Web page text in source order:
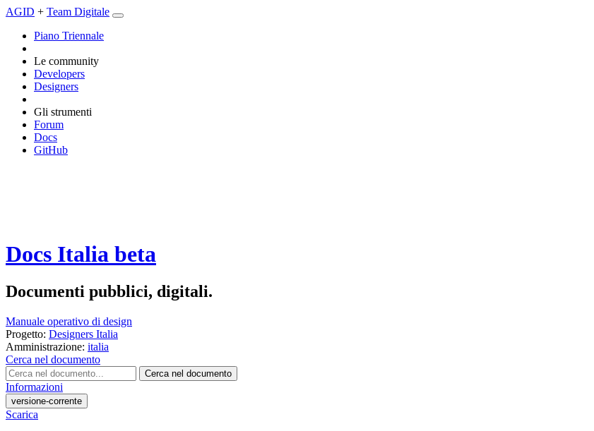
AGID + Team Digitale
Piano Triennale
Le community
Developers
Designers
Gli strumenti
Forum
Docs
GitHub
Docs Italia beta
Documenti pubblici, digitali.
Manuale operativo di design
Progetto: Designers Italia
Amministrazione: italia
Cerca nel documento
Cerca nel documento
Informazioni
versione-corrente
Scarica